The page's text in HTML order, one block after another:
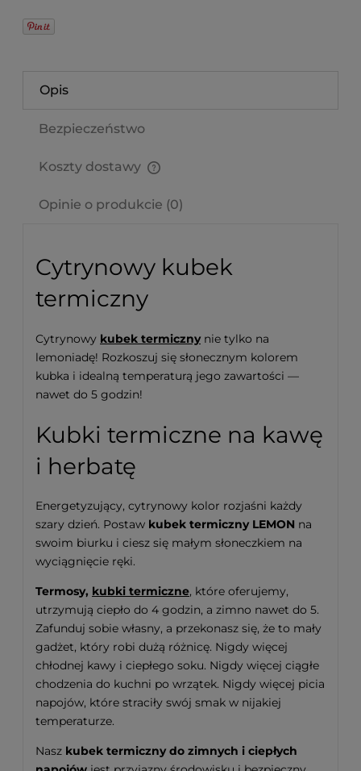
Opis
Bezpieczeństwo
Koszty dostawy
Opinie o produkcie (0)
Cytrynowy kubek
termiczny
Cytrynowy kubek termiczny nie tylko na
lemoniadę! Rozkoszuj się słonecznym kolorem
kubka i idealną temperaturą jego zawartości —
nawet do 5 godzin!
Kubki termiczne na kawę
i herbatę
Energetyzujący, cytrynowy kolor rozjaśni każdy
szary dzień. Postaw kubek termiczny LEMON na
swoim biurku i ciesz się małym słoneczkiem na
wyciągnięcie ręki.
Termosy, kubki termiczne, które oferujemy,
utrzymują ciepło do 4 godzin, a zimno nawet do 5.
Zafunduj sobie własny, a przekonasz się, że to mały
gadżet, który robi dużą różnicę. Nigdy więcej
chłodnej kawy i ciepłego soku. Nigdy więcej ciągłe
chodzenia do kuchni po wrzątek. Nigdy więcej picia
napojów, które straciły swój smak w nijakiej
temperaturze.
Nasz kubek termiczny do zimnych i ciepłych